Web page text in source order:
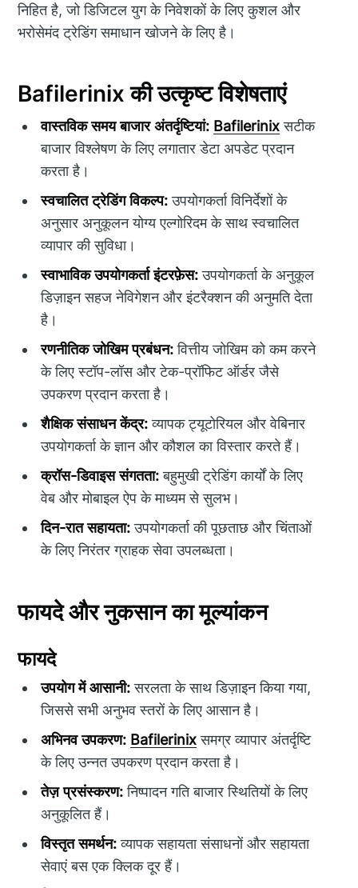
निहित है, जो डिजिटल युग के निवेशकों के लिए कुशल और
भरोसेमंद ट्रेडिंग समाधान खोजने के लिए है।
Bafilerinix की उत्कृष्ट विशेषताएं
वास्तविक समय बाजार अंतर्दृष्टियां: Bafilerinixसटीक
बाजार विश्लेषण के लिए लगातार डेटा अपडेट प्रदान
करता है।
स्वचालित ट्रेडिंग विकल्प:उपयोगकर्ता विनिर्देशों के
अनुसार अनुकूलन योग्य एल्गोरिदम के साथ स्वचालित
व्यापार की सुविधा।
स्वाभाविक उपयोगकर्ता इंटरफ़ेस:उपयोगकर्ता के अनुकूल
डिज़ाइन सहज नेविगेशन और इंटरैक्शन की अनुमति देता
है।
रणनीतिक जोखिम प्रबंधन:वित्तीय जोखिम को कम करने
के लिए स्टॉप-लॉस और टेक-प्रॉफिट ऑर्डर जैसे
उपकरण प्रदान करता है।
शैक्षिक संसाधन केंद्र:व्यापक ट्यूटोरियल और वेबिनार
उपयोगकर्ता के ज्ञान और कौशल का विस्तार करते हैं।
क्रॉस-डिवाइस संगतता:बहुमुखी ट्रेडिंग कार्यों के लिए
वेब और मोबाइल ऐप के माध्यम से सुलभ।
दिन-रात सहायता:उपयोगकर्ता की पूछताछ और चिंताओं
के लिए निरंतर ग्राहक सेवा उपलब्धता।
फायदे और नुकसान का मूल्यांकन
फायदे
उपयोग में आसानी:सरलता के साथ डिज़ाइन किया गया,
जिससे सभी अनुभव स्तरों के लिए आसान है।
अभिनव उपकरण: Bafilerinixसमग्र व्यापार अंतर्दृष्टि
के लिए उन्नत उपकरण प्रदान करता है।
तेज़ प्रसंस्करण:निष्पादन गति बाजार स्थितियों के लिए
अनुकूलित हैं।
विस्तृत समर्थन:व्यापक सहायता संसाधनों और सहायता
सेवाएं बस एक क्लिक दूर हैं।